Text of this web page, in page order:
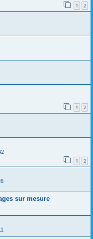
1 2
1 2
1 2
sur mesure